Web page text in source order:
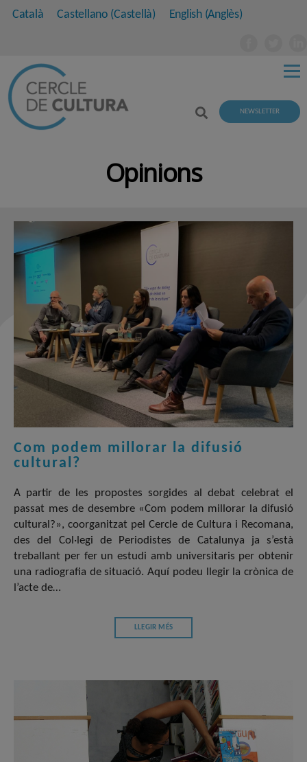
Català Castellano (Castellà) English(Anglès)
NEWSLETTER
Opinions
Com podem millorar la difusió
cultural?
A partir de les propostes sorgides al debat celebrat el
passat mes de desembre «Com podem millorar la difusió
cultural?», coorganitzat pel Cercle de Cultura i Recomana,
des del Col·legi de Periodistes de Catalunya ja s’està
treballant per fer un estudi amb universitaris per obtenir
una radiografia de situació. Aquí podeu llegir la crònica de
l’acte de…
LLEGIR MÉS